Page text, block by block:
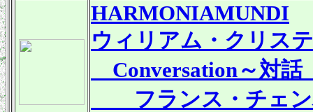
HARMONIAMUNDI
ウィリアム・クリス
Conversation～対話
フランス・チェ